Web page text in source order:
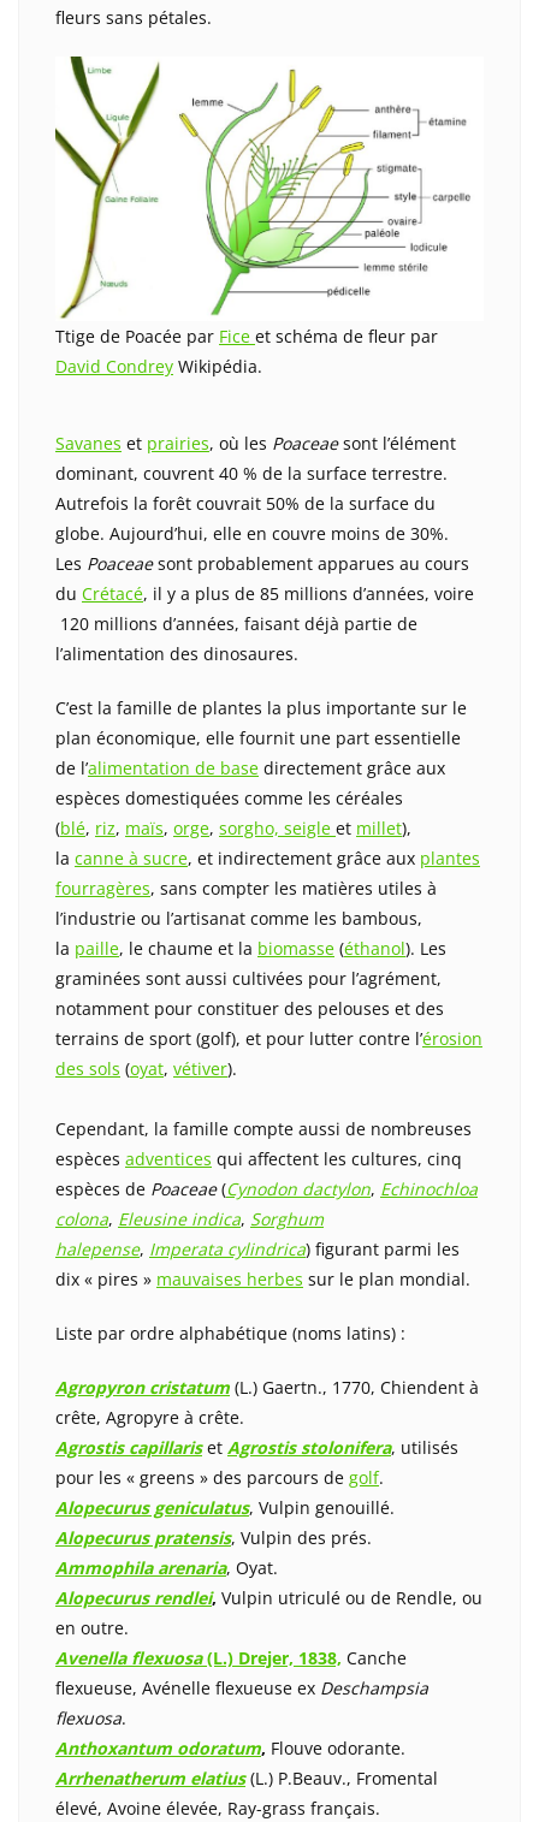
fleurs sans pétales.
Ttige de Poacée par Fice et schéma de fleur par
David Condrey Wikipédia.
Savanes et prairies, où les Poaceaesont l’élément
dominant, couvrent 40 % de la surface terrestre.
Autrefois la forêt couvrait 50% de la surface du
globe. Aujourd’hui, elle en couvre moins de 30%.
Les Poaceaesont probablement apparues au cours
du Crétacé, il y a plus de 85 millions d’années, voire
120 millions d’années, faisant déjà partie de
l’alimentation des dinosaures.
C’est la famille de plantes la plus importante sur le
plan économique, elle fournit une part essentielle
de l’alimentation de base directement grâce aux
espèces domestiquées comme les céréales
(blé, riz, maïs, orge, sorgho, seigle et millet),
la canne à sucre, et indirectement grâce aux plantes
fourragères, sans compter les matières utiles à
l’industrie ou l’artisanat comme les bambous,
la paille, le chaume et la biomasse (éthanol). Les
graminées sont aussi cultivées pour l’agrément,
notamment pour constituer des pelouses et des
terrains de sport (golf), et pour lutter contre l’érosion
des sols (oyat, vétiver).
Cependant, la famille compte aussi de nombreuses
espèces adventices qui affectent les cultures, cinq
espèces de Poaceae(Cynodon dactylon, Echinochloa
colona, Eleusine indica, Sorghum
halepense, Imperata cylindrica) figurant parmi les
dix « pires » mauvaises herbes sur le plan mondial.
Liste par ordre alphabétique (noms latins) :
Agropyron cristatum (L.) Gaertn., 1770, Chiendent à
crête, Agropyre à crête.
Agrostis capillariset Agrostis stolonifera, utilisés
pour les « greens » des parcours de golf.
Alopecurus geniculatus, Vulpin genouillé.
Alopecurus pratensis, Vulpin des prés.
Ammophila arenaria, Oyat.
Alopecurus rendlei, Vulpin utriculé ou de Rendle, ou
en outre.
Avenella flexuosa(L.) Drejer, 1838, Canche
flexueuse, Avénelle flexueuse ex Deschampsia
flexuosa.
Anthoxantum odoratum, Flouve odorante.
Arrhenatherum elatius(L.) P.Beauv., Fromental
élevé, Avoine élevée, Ray-grass français.